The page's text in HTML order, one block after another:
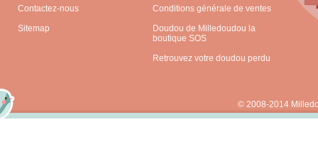
Contactez-nous
Sitemap
Conditions générale de ventes
Doudou de Milledoudou la
boutique SOS
Retrouvez votre doudou perdu
© 2008-2014